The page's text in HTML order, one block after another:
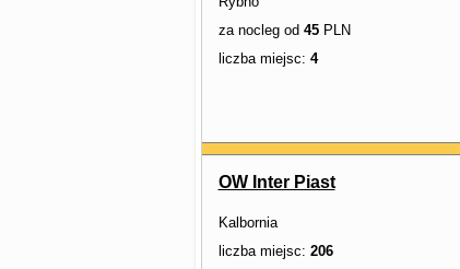
za nocleg od 45PLN
liczba miejsc: 4
OW Inter Piast
Kalbornia
liczba miejsc: 206